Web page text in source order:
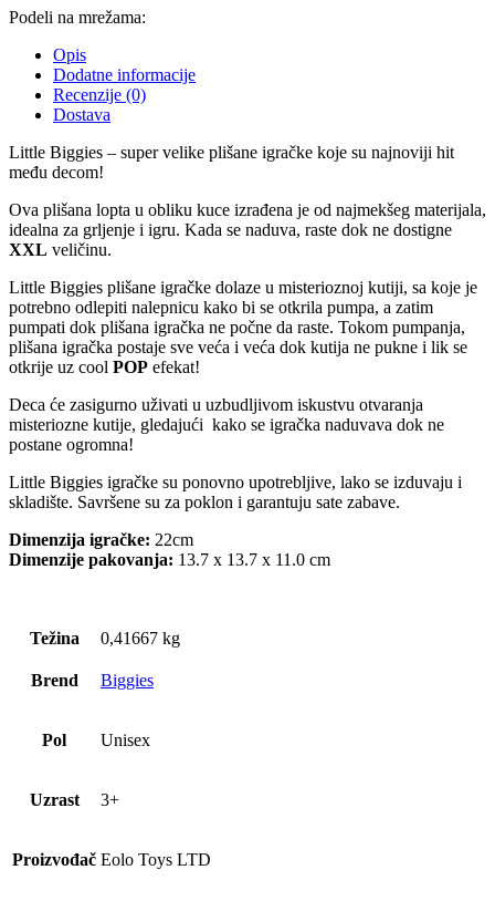
Podeli na mrežama:
Opis
Dodatne informacije
Recenzije (0)
Dostava
Little Biggies – super velike plišane igračke koje su najnoviji hit
među decom!
Ova plišana lopta u obliku kuce izrađena je od najmekšeg materijala,
idealna za grljenje i igru. Kada se naduva, raste dok ne dostigne
XXL veličinu.
Little Biggies plišane igračke dolaze u misterioznoj kutiji, sa koje je
potrebno odlepiti nalepnicu kako bi se otkrila pumpa, a zatim
pumpati dok plišana igračka ne počne da raste. Tokom pumpanja,
plišana igračka postaje sve veća i veća dok kutija ne pukne i lik se
otkrije uz cool POP efekat!
Deca će zasigurno uživati u uzbudljivom iskustvu otvaranja
misteriozne kutije, gledajući kako se igračka naduvava dok ne
postane ogromna!
Little Biggies igračke su ponovno upotrebljive, lako se izduvaju i
skladište. Savršene su za poklon i garantuju sate zabave.
Dimenzija igračke: 22cm
Dimenzije pakovanja: 13.7 x 13.7 x 11.0 cm
Težina 0,41667 kg
Brend Biggies
Pol Unisex
Uzrast 3+
Proizvođač Eolo Toys LTD